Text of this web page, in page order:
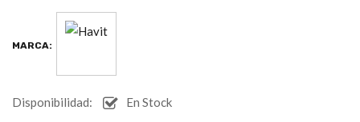
MARCA:
Disponibilidad: En Stock